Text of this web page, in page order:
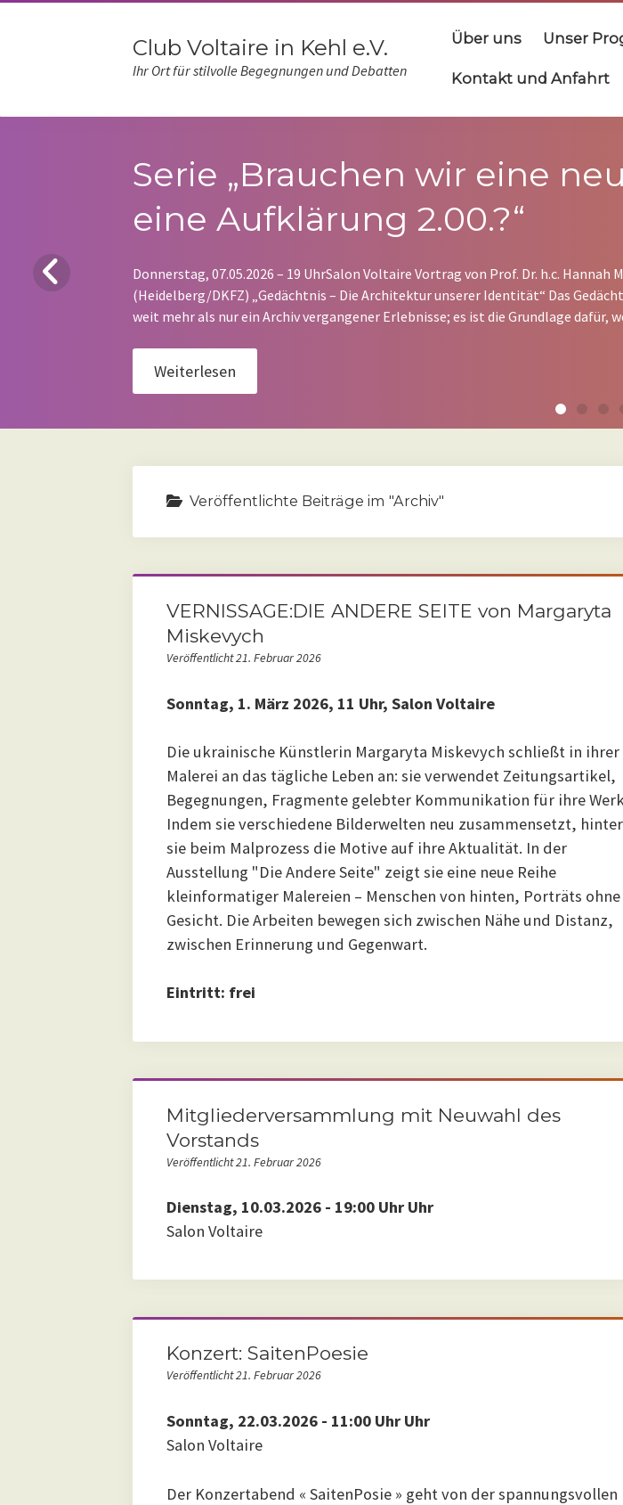
Club Voltaire in Kehl e.V.
Ihr Ort für stilvolle Begegnungen und Debatten
Über uns Unser
Kontakt und Anfahrt
Serie „Brauchen wir eine
eine Aufklärung 2.00.?“
Donnerstag, 07.05.2026 – 19 UhrSalon Voltaire Vortrag von Prof. Dr. h.c. Hannah
(Heidelberg/DKFZ) „Gedächtnis – Die Architektur unserer Identität“ Das
weit mehr als nur ein Archiv vergangener Erlebnisse; es ist die Grundlage dafür,
Weiterlesen
Veröffentlichte Beiträge im "Archiv"
VERNISSAGE:DIE ANDERE SEITE von Margaryta
Miskevych
Veröffentlicht 21. Februar 2026
Sonntag, 1. März 2026, 11 Uhr, Salon Voltaire
Die ukrainische Künstlerin Margaryta Miskevych schließt in ihrer
Malerei an das tägliche Leben an: sie verwendet Zeitungsartikel,
Begegnungen, Fragmente gelebter Kommunikation für ihre
Indem sie verschiedene Bilderwelten neu zusammensetzt,
sie beim Malprozess die Motive auf ihre Aktualität. In der
Ausstellung "Die Andere Seite" zeigt sie eine neue Reihe
kleinformatiger Malereien – Menschen von hinten, Porträts ohne
Gesicht. Die Arbeiten bewegen sich zwischen Nähe und Distanz,
zwischen Erinnerung und Gegenwart.
Eintritt: frei
Mitgliederversammlung mit Neuwahl des
Vorstands
Veröffentlicht 21. Februar 2026
Dienstag, 10.03.2026 - 19:00 Uhr Uhr
Salon Voltaire
Konzert: SaitenPoesie
Veröffentlicht 21. Februar 2026
Sonntag, 22.03.2026 - 11:00 Uhr Uhr
Salon Voltaire
Der Konzertabend « SaitenPosie » geht von der spannungsvollen